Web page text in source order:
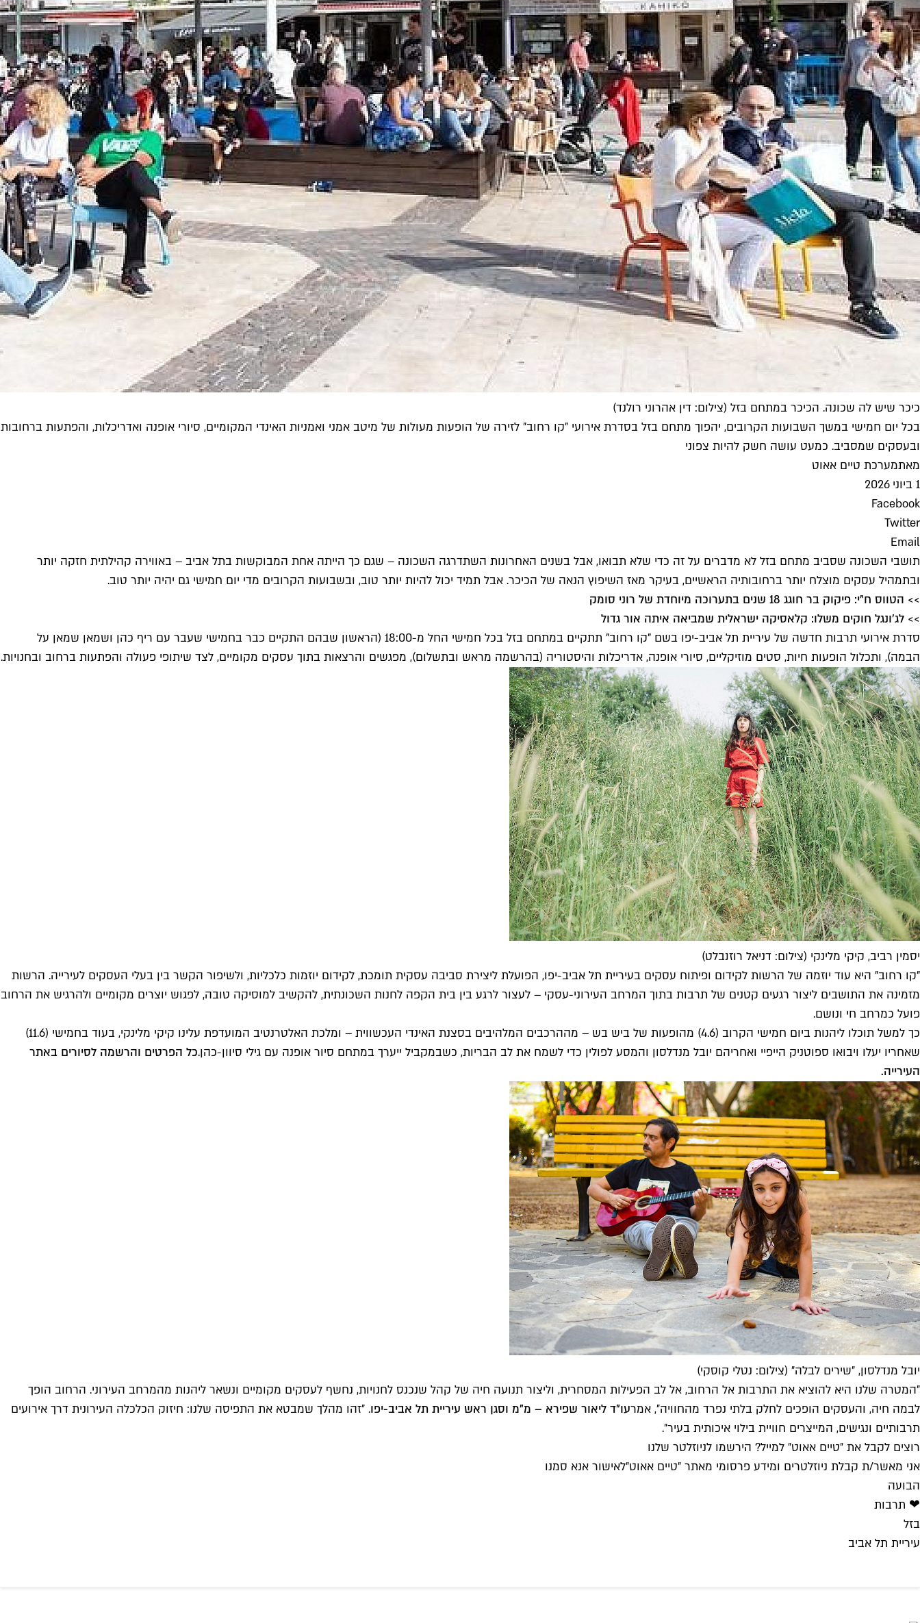
כיכר שיש לה שכונה. הכיכר במתחם בזל (צילום: דין אהרוני רולנד)
בכל יום חמישי במשך השבועות הקרובים, יהפוך מתחם בזל בסדרת אירועי ״קו רחוב״ לזירה של הופעות מעולות של מיטב אמני ואמניות האינדי המקומיים, סיורי אופנה ואדריכלות, והפתעות ברחובות
ובעסקים שמסביב. כמעט עושה חשק להיות צפוני
מאתמערכת טיים אאוט
1 ביוני 2026
Facebook
Twitter
Email
תושבי השכונה שסביב מתחם בזל לא מדברים על זה כדי שלא תבואו, אבל בשנים האחרונות השתדרגה השכונה – שגם כך הייתה אחת המבוקשות בתל אביב – באווירה קהילתית חזקה יותר
ובתמהיל עסקים מוצלח יותר ברחובותיה הראשיים, בעיקר מאז השיפוץ הנאה של הכיכר. אבל תמיד יכול להיות יותר טוב, ובשבועות הקרובים מדי יום חמישי גם יהיה יותר טוב.
>> הטווס ח"י: פיקוק בר חוגג 18 שנים בתערוכה מיוחדת של רוני סומק
>> לג׳ונגל חוקים משלו: קלאסיקה ישראלית שמביאה איתה אור גדול
סדרת אירועי תרבות חדשה של עיריית תל אביב-יפו בשם "קו רחוב" תתקיים במתחם בזל בכל חמישי החל מ-18:00 (הראשון שבהם התקיים כבר בחמישי שעבר עם ריף כהן ושמאן שמאן על
הבמה), ותכלול הופעות חיות, סטים מוזיקליים, סיורי אופנה, אדריכלות והיסטוריה (בהרשמה מראש ובתשלום), מפגשים והרצאות בתוך עסקים מקומיים, לצד שיתופי פעולה והפתעות ברחוב ובחנויות.
יסמין רביב, קיקי מלינקי (צילום: דניאל רוזנבלט)
"קו רחוב" היא עוד יוזמה של הרשות לקידום ופיתוח עסקים בעיריית תל אביב-יפו, הפועלת ליצירת סביבה עסקית תומכת, לקידום יוזמות כלכליות, ולשיפור הקשר בין בעלי העסקים לעירייה. הרשות
מזמינה את התושבים ליצור רגעים קטנים של תרבות בתוך המרחב העירוני-עסקי – לעצור לרגע בין בית הקפה לחנות השכונתית, להקשיב למוסיקה טובה, לפגוש יוצרים מקומיים ולהרגיש את הרחוב
פועל כמרחב חי ונושם.
כך למשל תוכלו ליהנות ביום חמישי הקרוב (4.6) מהופעות של ביש בש – מההרכבים המלהיבים בסצנת האינדי העכשווית – ומלכת האלטרנטיב המועדפת עלינו קיקי מלינקי, בעוד בחמישי (11.6)
שאחריו יעלו ויבואו ספוטניק הייפיי ואחריהם יובל מנדלסון והמסע לפולין כדי לשמח את לב הבריות, כשבמקביל ייערך במתחם סיור אופנה עם גילי סיוון-כהן.כל הפרטים והרשמה לסיורים באתר
העירייה.
יובל מנדלסון, ״שירים לבלה״ (צילום: נטלי קוסקי)
״המטרה שלנו היא להוציא את התרבות אל הרחוב, אל לב הפעילות המסחרית, וליצור תנועה חיה של קהל שנכנס לחנויות, נחשף לעסקים מקומיים ונשאר ליהנות מהמרחב העירוני. הרחוב הופך
לבמה חיה, והעסקים הופכים לחלק בלתי נפרד מהחוויה״, אמרעו"ד ליאור שפירא – מ"מ וסגן ראש עיריית תל אביב-יפו. ״זהו מהלך שמבטא את התפיסה שלנו: חיזוק הכלכלה העירונית דרך אירועים
תרבותיים ונגישים, המייצרים חוויית בילוי איכותית בעיר״.
רוצים לקבל את ״טיים אאוט״ למייל? הירשמו לניוזלטר שלנו
אני מאשר/ת קבלת ניוזלטרים ומידע פרסומי מאתר ״טיים אאוט״לאישור אנא סמנו
הבועה
❤ תרבות
בזל
עיריית תל אביב